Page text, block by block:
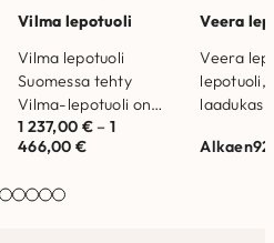
Vilma lepotuoli
Vilma lepotuoli
Suomessa tehty
Vilma-lepotuoli on
tyylikäs
matalaselkäinen
valittavissa
1 237,00 €– 1
466,00 €
Veera
Veera
lepotuoli,
laadukas
kankaalla.
Alkaen